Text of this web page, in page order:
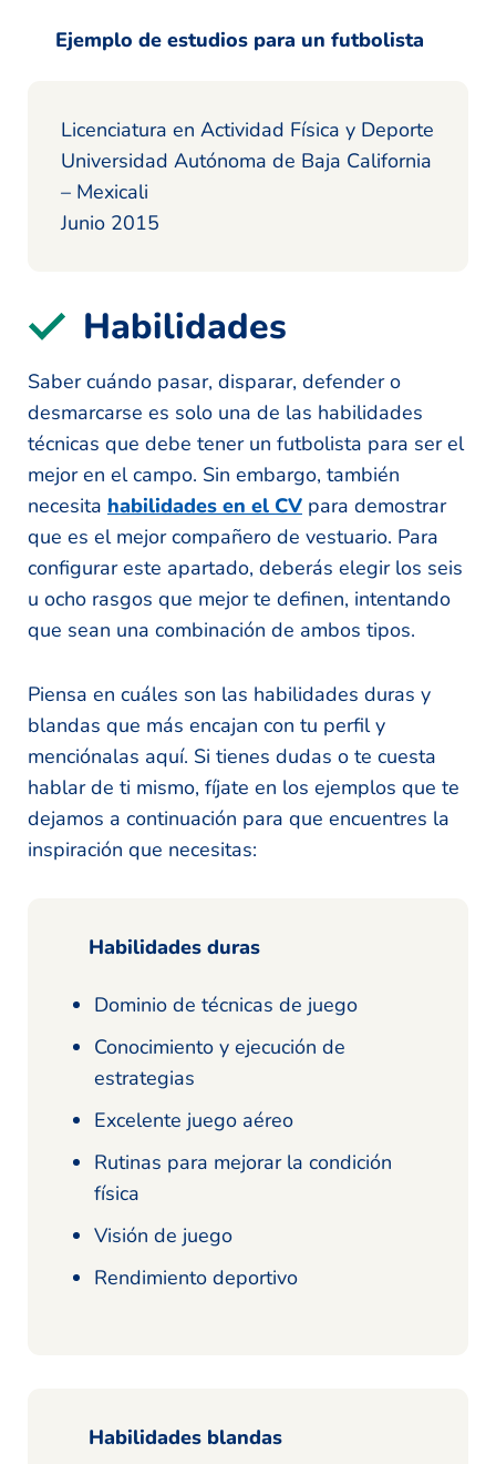
Ejemplo de estudios para un futbolista
Licenciatura en Actividad Física y Deporte
Universidad Autónoma de Baja California
– Mexicali
Junio 2015
Habilidades
Saber cuándo pasar, disparar, defender o
desmarcarse es solo una de las habilidades
técnicas que debe tener un futbolista para ser el
mejor en el campo. Sin embargo, también
necesita habilidades en el CV para demostrar
que es el mejor compañero de vestuario. Para
configurar este apartado, deberás elegir los seis
u ocho rasgos que mejor te definen, intentando
que sean una combinación de ambos tipos.
Piensa en cuáles son las habilidades duras y
blandas que más encajan con tu perfil y
menciónalas aquí. Si tienes dudas o te cuesta
hablar de ti mismo, fíjate en los ejemplos que te
dejamos a continuación para que encuentres la
inspiración que necesitas:
Habilidades duras
Dominio de técnicas de juego
Conocimiento y ejecución de
estrategias
Excelente juego aéreo
Rutinas para mejorar la condición
física
Visión de juego
Rendimiento deportivo
Habilidades blandas